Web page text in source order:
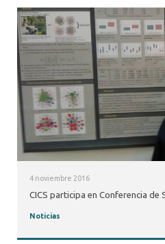
4 noviembre 2016
CICS participa en Conferencia de
Noticias